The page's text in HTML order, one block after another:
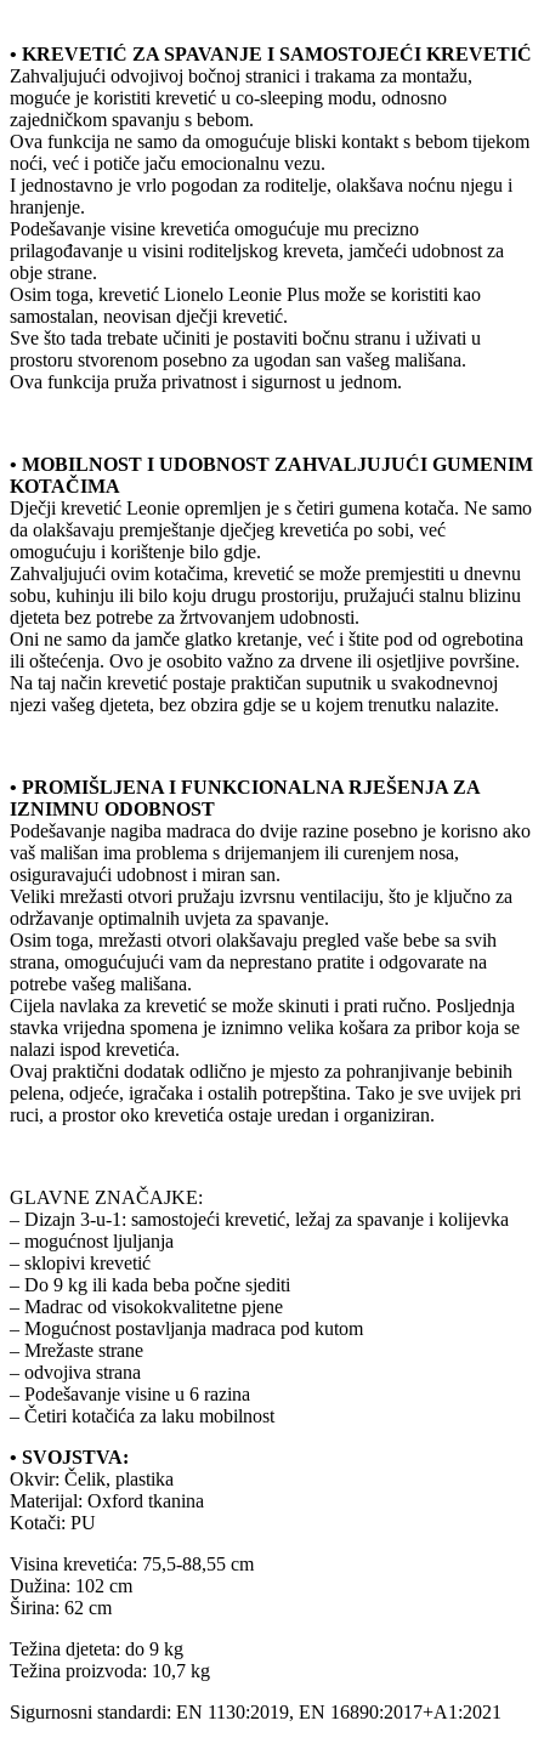
• KREVETIĆ ZA SPAVANJE I SAMOSTOJEĆI KREVETIĆ
Zahvaljujući odvojivoj bočnoj stranici i trakama za montažu,
moguće je koristiti krevetić u co-sleeping modu, odnosno
zajedničkom spavanju s bebom.
Ova funkcija ne samo da omogućuje bliski kontakt s bebom tijekom
noći, već i potiče jaču emocionalnu vezu.
I jednostavno je vrlo pogodan za roditelje, olakšava noćnu njegu i
hranjenje.
Podešavanje visine krevetića omogućuje mu precizno
prilagođavanje u visini roditeljskog kreveta, jamčeći udobnost za
obje strane.
Osim toga, krevetić Lionelo Leonie Plus može se koristiti kao
samostalan, neovisan dječji krevetić.
Sve što tada trebate učiniti je postaviti bočnu stranu i uživati u
prostoru stvorenom posebno za ugodan san vašeg mališana.
Ova funkcija pruža privatnost i sigurnost u jednom.
• MOBILNOST I UDOBNOST ZAHVALJUJUĆI GUMENIM
KOTAČIMA
Dječji krevetić Leonie opremljen je s četiri gumena kotača. Ne samo
da olakšavaju premještanje dječjeg krevetića po sobi, već
omogućuju i korištenje bilo gdje.
Zahvaljujući ovim kotačima, krevetić se može premjestiti u dnevnu
sobu, kuhinju ili bilo koju drugu prostoriju, pružajući stalnu blizinu
djeteta bez potrebe za žrtvovanjem udobnosti.
Oni ne samo da jamče glatko kretanje, već i štite pod od ogrebotina
ili oštećenja. Ovo je osobito važno za drvene ili osjetljive površine.
Na taj način krevetić postaje praktičan suputnik u svakodnevnoj
njezi vašeg djeteta, bez obzira gdje se u kojem trenutku nalazite.
• PROMIŠLJENA I FUNKCIONALNA RJEŠENJA ZA
IZNIMNU ODOBNOST
Podešavanje nagiba madraca do dvije razine posebno je korisno ako
vaš mališan ima problema s drijemanjem ili curenjem nosa,
osiguravajući udobnost i miran san.
Veliki mrežasti otvori pružaju izvrsnu ventilaciju, što je ključno za
održavanje optimalnih uvjeta za spavanje.
Osim toga, mrežasti otvori olakšavaju pregled vaše bebe sa svih
strana, omogućujući vam da neprestano pratite i odgovarate na
potrebe vašeg mališana.
Cijela navlaka za krevetić se može skinuti i prati ručno. Posljednja
stavka vrijedna spomena je iznimno velika košara za pribor koja se
nalazi ispod krevetića.
Ovaj praktični dodatak odlično je mjesto za pohranjivanje bebinih
pelena, odjeće, igračaka i ostalih potrepština. Tako je sve uvijek pri
ruci, a prostor oko krevetića ostaje uredan i organiziran.
GLAVNE ZNAČAJKE:
– Dizajn 3-u-1: samostojeći krevetić, ležaj za spavanje i kolijevka
– mogućnost ljuljanja
– sklopivi krevetić
– Do 9 kg ili kada beba počne sjediti
– Madrac od visokokvalitetne pjene
– Mogućnost postavljanja madraca pod kutom
– Mrežaste strane
– odvojiva strana
– Podešavanje visine u 6 razina
– Četiri kotačića za laku mobilnost
• SVOJSTVA:
Okvir: Čelik, plastika
Materijal: Oxford tkanina
Kotači: PU
Visina krevetića: 75,5-88,55 cm
Dužina: 102 cm
Širina: 62 cm
Težina djeteta: do 9 kg
Težina proizvoda: 10,7 kg
Sigurnosni standardi: EN 1130:2019, EN 16890:2017+A1:2021